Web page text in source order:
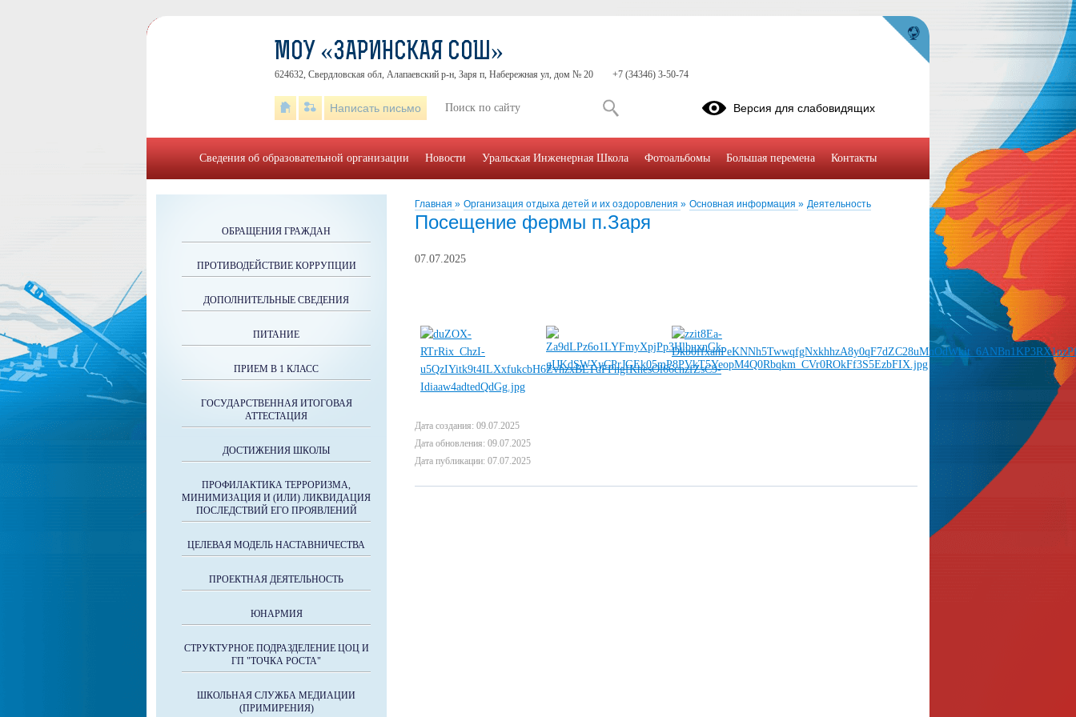
Главная » Организация отдыха детей и их оздоровления » Основная информация » Деятельность
Посещение фермы п.Заря
07.07.2025
Дата создания: 09.07.2025
Дата обновления: 09.07.2025
Дата публикации: 07.07.2025
ОБРАЩЕНИЯ ГРАЖДАН
ПРОТИВОДЕЙСТВИЕ КОРРУПЦИИ
ДОПОЛНИТЕЛЬНЫЕ СВЕДЕНИЯ
ПИТАНИЕ
ПРИЕМ В 1 КЛАСС
ГОСУДАРСТВЕННАЯ ИТОГОВАЯ
АТТЕСТАЦИЯ
ДОСТИЖЕНИЯ ШКОЛЫ
ПРОФИЛАКТИКА ТЕРРОРИЗМА,
МИНИМИЗАЦИЯ И (ИЛИ) ЛИКВИДАЦИЯ
ПОСЛЕДСТВИЙ ЕГО ПРОЯВЛЕНИЙ
ЦЕЛЕВАЯ МОДЕЛЬ НАСТАВНИЧЕСТВА
ПРОЕКТНАЯ ДЕЯТЕЛЬНОСТЬ
ЮНАРМИЯ
СТРУКТУРНОЕ ПОДРАЗДЕЛЕНИЕ ЦОЦ И
ГП "ТОЧКА РОСТА"
ШКОЛЬНАЯ СЛУЖБА МЕДИАЦИИ
(ПРИМИРЕНИЯ)
МОУ «ЗАРИНСКАЯ СОШ»
624632, Свердловская обл, Алапаевский р-н, Заря п, Набережная ул, дом № 20 +7 (34346) 3-50-74
Написать письмо Версия для слабовидящих
Сведения об образовательной организации Новости Уральская Инженерная Школа Фотоальбомы Большая перемена Контакты